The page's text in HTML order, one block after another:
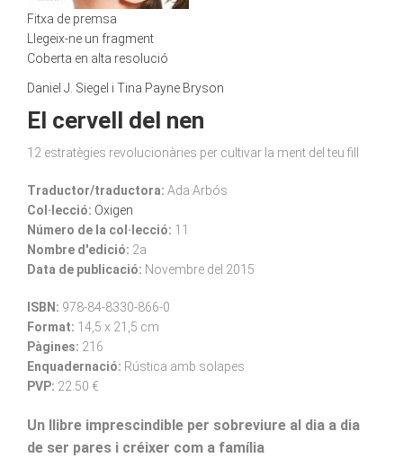
Fitxa de premsa
Llegeix-ne un fragment
Coberta en alta resolució
Daniel J. Siegel i Tina Payne Bryson
El cervell del nen
12 estratègies revolucionàries per cultivar la ment del teu fill
Traductor/traductora: Ada Arbós
Col·lecció: Oxigen
Número de la col·lecció: 11
Nombre d'edició: 2a
Data de publicació: Novembre del 2015
ISBN: 978-84-8330-866-0
Format: 14,5 x 21,5 cm
Pàgines: 216
Enquadernació: Rústica amb solapes
PVP: 22.50 €
Un llibre imprescindible per sobreviure al dia a dia
de ser pares i créixer com a família